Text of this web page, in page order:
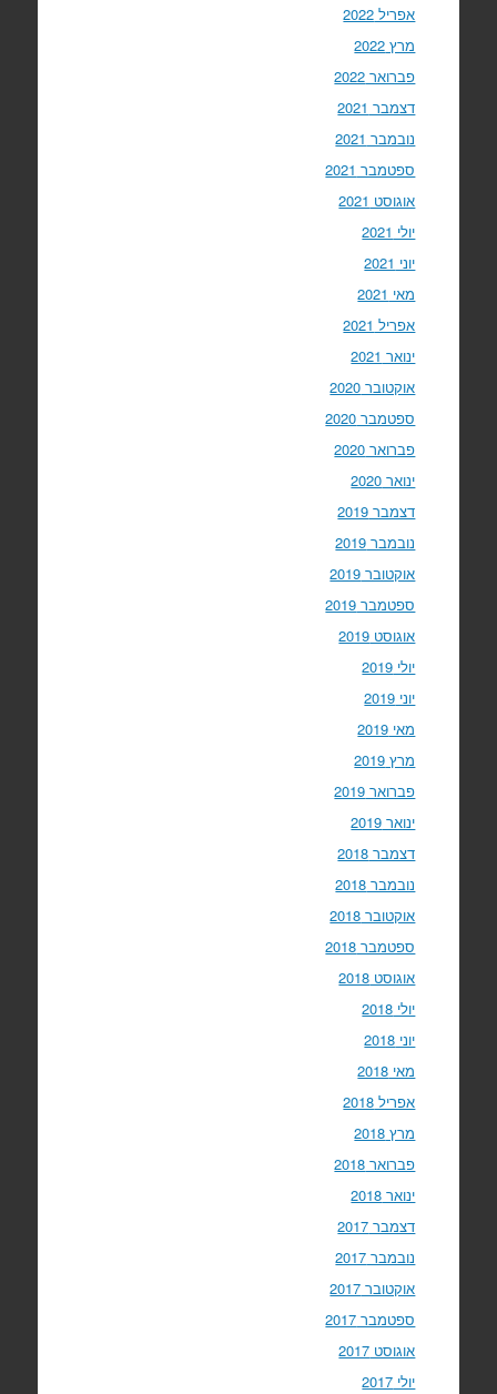
אפריל 2022
מרץ 2022
פברואר 2022
דצמבר 2021
נובמבר 2021
ספטמבר 2021
אוגוסט 2021
יולי 2021
יוני 2021
מאי 2021
אפריל 2021
ינואר 2021
אוקטובר 2020
ספטמבר 2020
פברואר 2020
ינואר 2020
דצמבר 2019
נובמבר 2019
אוקטובר 2019
ספטמבר 2019
אוגוסט 2019
יולי 2019
יוני 2019
מאי 2019
מרץ 2019
פברואר 2019
ינואר 2019
דצמבר 2018
נובמבר 2018
אוקטובר 2018
ספטמבר 2018
אוגוסט 2018
יולי 2018
יוני 2018
מאי 2018
אפריל 2018
מרץ 2018
פברואר 2018
ינואר 2018
דצמבר 2017
נובמבר 2017
אוקטובר 2017
ספטמבר 2017
אוגוסט 2017
יולי 2017